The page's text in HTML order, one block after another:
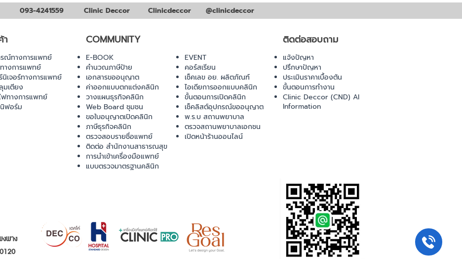
093-4241559 Clinic Deccor Clinicdeccor @clinicdeccor
า
ณ์ทางการแพทย์
างการแพทย์
นิเจอร์ทางการแพทย์
มเตียง
ฟทางการแพทย์
ฟอร์ม
COMMUNITY
E-BOOK
คำนวณภาษีป้าย
เอกสารขออนุญาต
ค่าออกแบบตกแต่งคลินิก
วางแผนธุรกิจคลินิก
Web Board ชุมชน
ขอใบอนุญาตเปิดคลินิก
ภาษีธุรกิจคลินิก
ตรวจสอบรายชื่อแพทย์
ติดต่อ สำนักงานสาธารณสุข
การนำเข้าเครื่องมือแพทย์
แบบตรวจมาตรฐานคลินิก
พาง
ติดต่อสอบถาม
EVENT
คอร์สเรียน
เช็คเลข อย. ผลิตภัณฑ์
ไอเดียการออกแบบคลินิก
ขั้นตอนการเปิดคลินิก
เช็คลิสต์อุปกรณ์ขออนุญาต
พ.ร.บ สถานพยาบาล
ตรวจสถานพยาบาลเอกชน
เปิดหน้าร้านออนไลน์
แจ้งปัญหา
ปรึกษาปัญหา
ประเมินราคาเบื้องต้น
ขั้นตอนการทำงาน
Clinic Deccor (CND) AI
Information